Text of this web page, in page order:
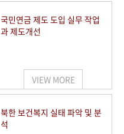
국민연금 제도 도입 실무 작업
과 제도개선
VIEW MORE
북한 보건복지 실태 파악 및 분
석